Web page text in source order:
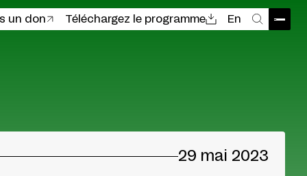
un don Téléchargez le programme En
29 mai 2023